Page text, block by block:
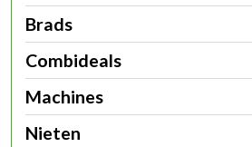
Brads
Combideals
Machines
Nieten